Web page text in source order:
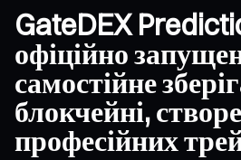
GateDEX
офіційно
самостійне
блокчейні,
професійних